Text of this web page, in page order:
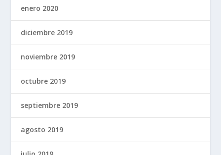
enero 2020
diciembre 2019
noviembre 2019
octubre 2019
septiembre 2019
agosto 2019